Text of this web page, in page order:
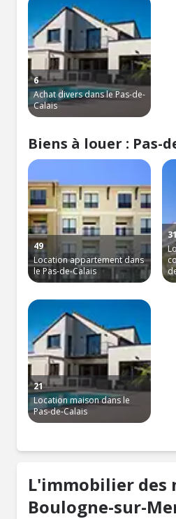
6
Achat divers dans le Pas-de-
Calais
Biens à louer : Pas-
49
Location appartement dans
le Pas-de-Calais
31
21
Location maison dans le
Pas-de-Calais
L'immobilier des
Boulogne-sur-